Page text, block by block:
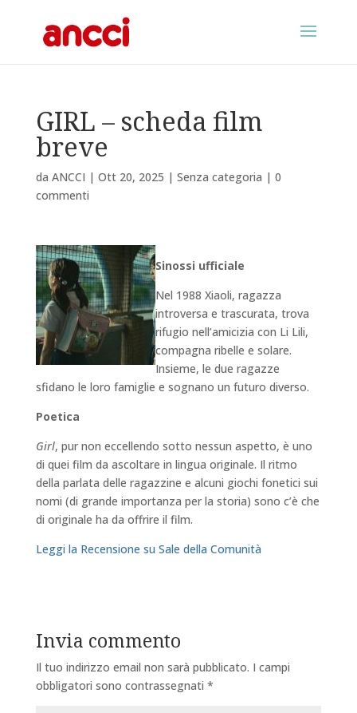
GIRL – scheda film
breve
da ANCCI | Ott 20, 2025 | Senza categoria | 0
commenti
Sinossi ufficiale
Nel 1988 Xiaoli, ragazza
introversa e trascurata, trova
rifugio nell’amicizia con Li Lili,
compagna ribelle e solare.
Insieme, le due ragazze
sfidano le loro famiglie e sognano un futuro diverso.
Poetica
Girl, pur non eccellendo sotto nessun aspetto, è uno
di quei film da ascoltare in lingua originale. Il ritmo
della parlata delle ragazzine e alcuni giochi fonetici sui
nomi (di grande importanza per la storia) sono c’è che
di originale ha da offrire il film.
Leggi la Recensione su Sale della Comunità
Invia commento
Il tuo indirizzo email non sarà pubblicato. I campi
obbligatori sono contrassegnati *